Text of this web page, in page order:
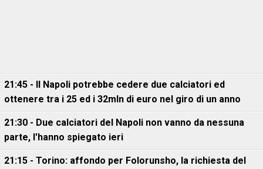
21:45 - Il Napoli potrebbe cedere due calciatori ed
ottenere tra i 25 ed i 32mln di euro nel giro di un anno
21:30 - Due calciatori del Napoli non vanno da nessuna
parte, l'hanno spiegato ieri
21:15 - Torino: affondo per Folorunsho, la richiesta del